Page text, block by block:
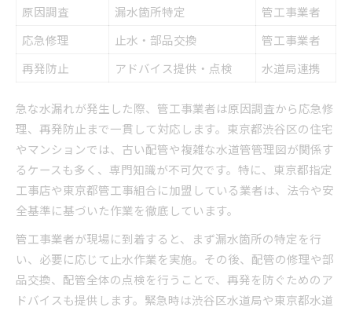
原因調査
漏水箇所特定
管工事業者
応急修理
止水・部品交換
管工事業者
再発防止
アドバイス提供・点検 水道局連携
急な水漏れが発生した際、管工事業者は原因調査から応急修
理、再発防止まで一貫して対応します。東京都渋谷区の住宅
やマンションでは、古い配管や複雑な水道管管理図が関係す
るケースも多く、専門知識が不可欠です。特に、東京都指定
工事店や東京都管工事組合に加盟している業者は、法令や安
全基準に基づいた作業を徹底しています。
管工事業者が現場に到着すると、まず漏水箇所の特定を行
い、必要に応じて止水作業を実施。その後、配管の修理や部
品交換、配管全体の点検を行うことで、再発を防ぐためのア
ドバイスも提供します。緊急時は渋谷区水道局や東京都水道